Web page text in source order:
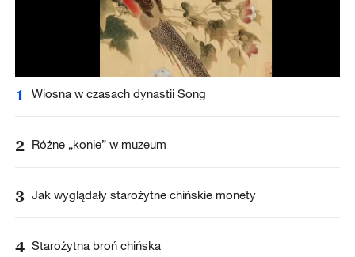
1 Wiosna w czasach dynastii Song
2 Różne „konie” w muzeum
3 Jak wyglądały starożytne chińskie monety
4 Starożytna broń chińska